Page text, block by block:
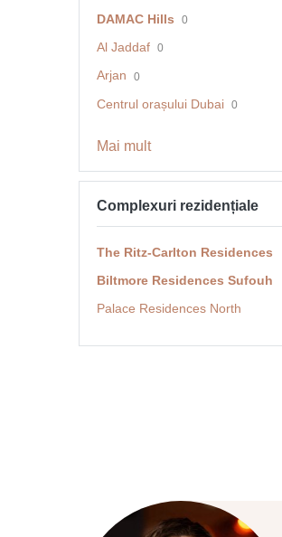
DAMAC Hills 0
Al Jaddaf 0
Arjan 0
Centrul orașului Dubai 0
Mai mult
Complexuri rezidențiale
The Ritz-Carlton Residences
Biltmore Residences Sufouh
Palace Residences North